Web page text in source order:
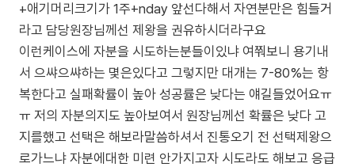
+애기머리크기가 1주+nday 앞선다해서 자연분만은 힘들거
라고 담당원장님께선 제왕을 권유하시더라구요
이런케이스에 자분을 시도하는분들이있냐 여쭤보니 용기내
서 으쌰으쌰하는 몇은있다고 그렇지만 대개는 7-80%는 항
복한다고 실패확률이 높아 성공률은 낮다는 얘길들었어요ㅠ
ㅠ 저의 자분의지도 높아보여서 원장님께선 확률은 낮다 고
지를했고 선택은 해보라말씀하셔서 진통오기 전 선택제왕으
로가느냐 자분에대한 미련 안가지고자 시도라도 해보고 응급